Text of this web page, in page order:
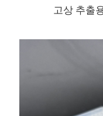
고상 추출